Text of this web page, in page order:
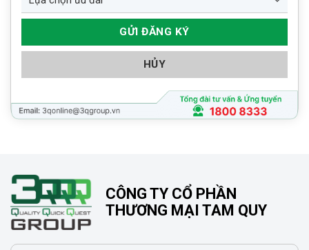
HỦY
CÔNG TY CỔ PHẦN
THƯƠNG MẠI TAM QUY